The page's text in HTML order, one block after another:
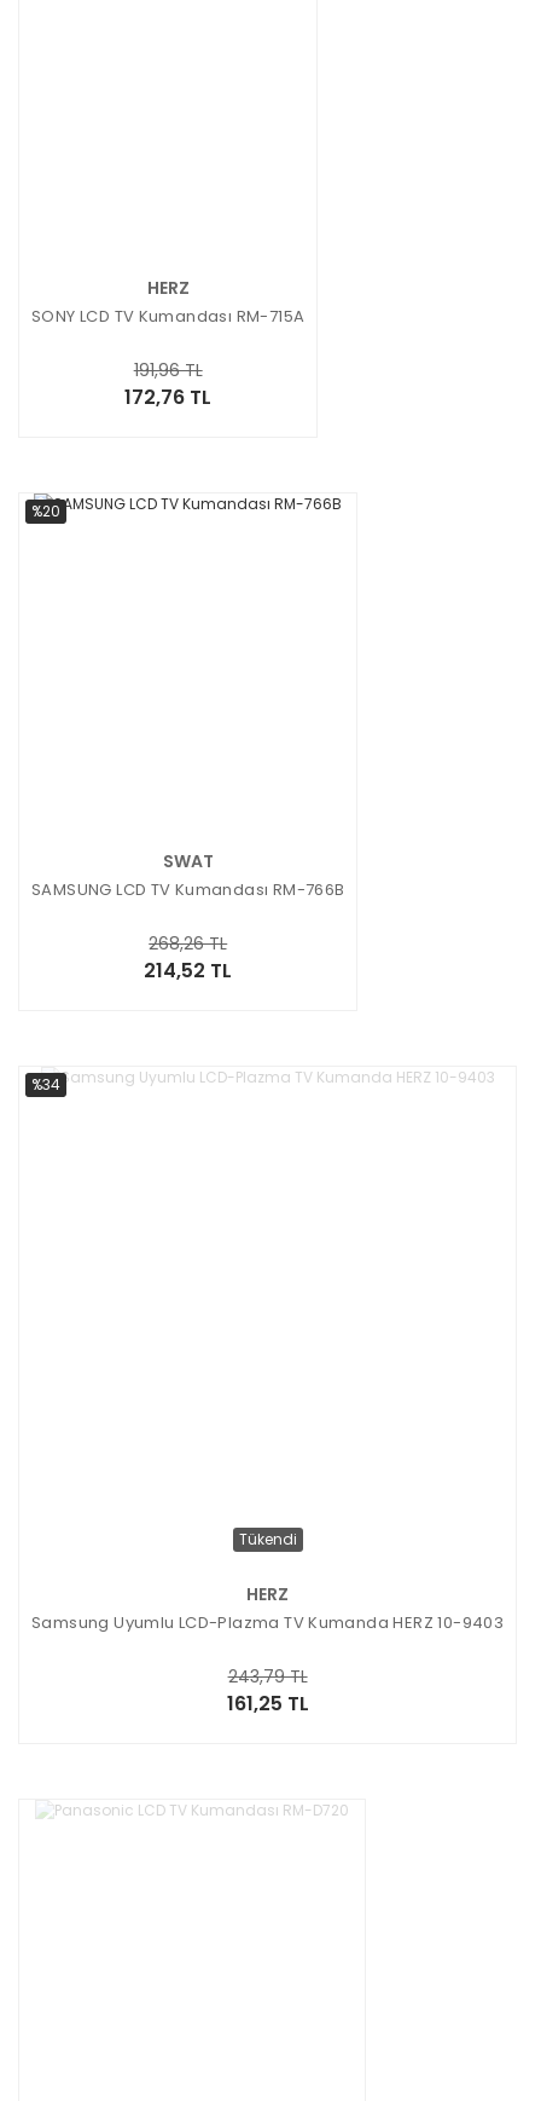
HERZ
SONY LCD TV Kumandası RM-715A
172,76 TL
191,96 TL
%20
SWAT
SAMSUNG LCD TV Kumandası RM-766B
214,52 TL
268,26 TL
%34
Tükendi
HERZ
Samsung Uyumlu LCD-Plazma TV Kumanda HERZ 10-9403
161,25 TL
243,79 TL